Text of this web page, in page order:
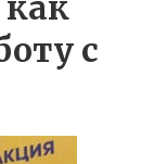
с